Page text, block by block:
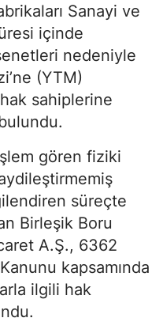
Sanayi ve
içinde
nedeniyle
(YTM)
sahiplerine
gören fiziki
süreçte
Birleşik Boru
A.Ş., 6362
kapsamında
ilgili hak